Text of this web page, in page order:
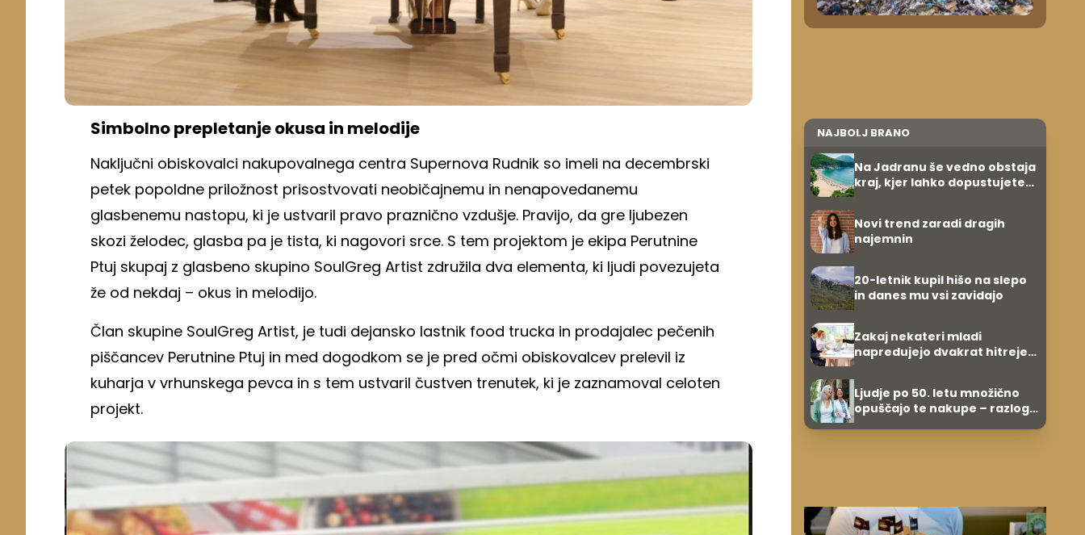
Simbolno prepletanje okusa in melodije
Naključni obiskovalci nakupovalnega centra Supernova Rudnik so imeli na decembrski
petek popoldne priložnost prisostvovati neobičajnemu in nenapovedanemu
glasbenemu nastopu, ki je ustvaril pravo praznično vzdušje. Pravijo, da gre ljubezen
skozi želodec, glasba pa je tista, ki nagovori srce. S tem projektom je ekipa Perutnine
Ptuj skupaj z glasbeno skupino SoulGreg Artist združila dva elementa, ki ljudi povezujeta
že od nekdaj – okus in melodijo.
Član skupine SoulGreg Artist, je tudi dejansko lastnik food trucka in prodajalec pečenih
piščancev Perutnine Ptuj in med dogodkom se je pred očmi obiskovalcev prelevil iz
kuharja v vrhunskega pevca in s tem ustvaril čustven trenutek, ki je zaznamoval celoten
projekt.
NAJBOLJ BRANO
Na Jadranu še vedno obstaja
kraj, kjer lahko dopustujete
Novi trend zaradi dragih
najemnin
20-letnik kupil hišo na slepo
in danes mu vsi zavidajo
Zakaj nekateri mladi
napredujejo dvakrat hitreje
Ljudje po 50. letu množično
opuščajo te nakupe – razlog